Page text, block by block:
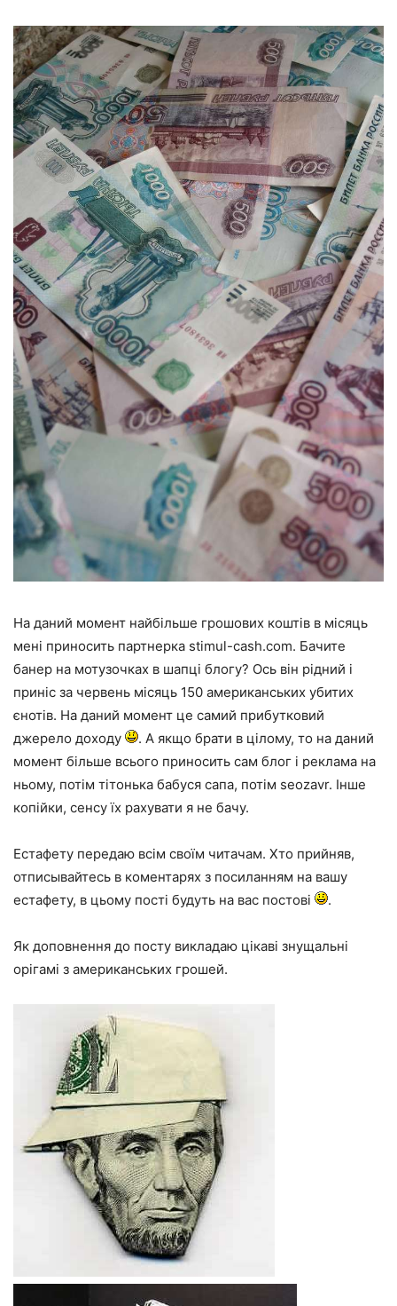
На даний момент найбільше грошових коштів в місяць
мені приносить партнерка stimul-cash.com. Бачите
банер на мотузочках в шапці блогу? Ось він рідний і
приніс за червень місяць 150 американських убитих
єнотів. На даний момент це самий прибутковий
джерело доходу
. А якщо брати в цілому, то на даний
момент більше всього приносить сам блог і реклама на
ньому, потім тітонька бабуся сапа, потім seozavr. Інше
копійки, сенсу їх рахувати я не бачу.
Естафету передаю всім своїм читачам. Хто прийняв,
отписывайтесь в коментарях з посиланням на вашу
естафету, в цьому пості будуть на вас постові
.
Як доповнення до посту викладаю цікаві знущальні
орігамі з американських грошей.